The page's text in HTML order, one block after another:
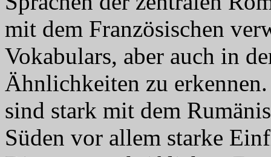
mit dem Französischen
Vokabulars, aber auch in
Ähnlichkeiten zu
sind stark mit dem
Süden vor allem starke